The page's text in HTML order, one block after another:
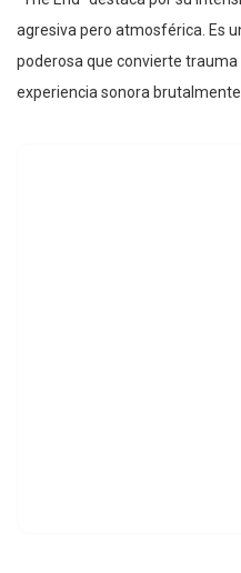
agresiva pero atmosférica. Es
poderosa que convierte
experiencia sonora brutalmente